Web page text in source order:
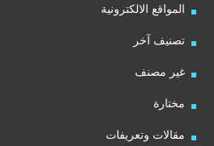
المواقع الالكترونية
تصنيف آخر
غير مصنف
مختارة
مقالات وتعريفات